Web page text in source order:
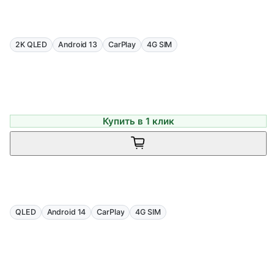
2K QLED Android 13 CarPlay 4G SIM
Купить в 1 клик
QLED Android 14 CarPlay 4G SIM